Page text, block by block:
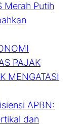
Merah Putih
PAJAK
MENGATASI
APBN:
dan